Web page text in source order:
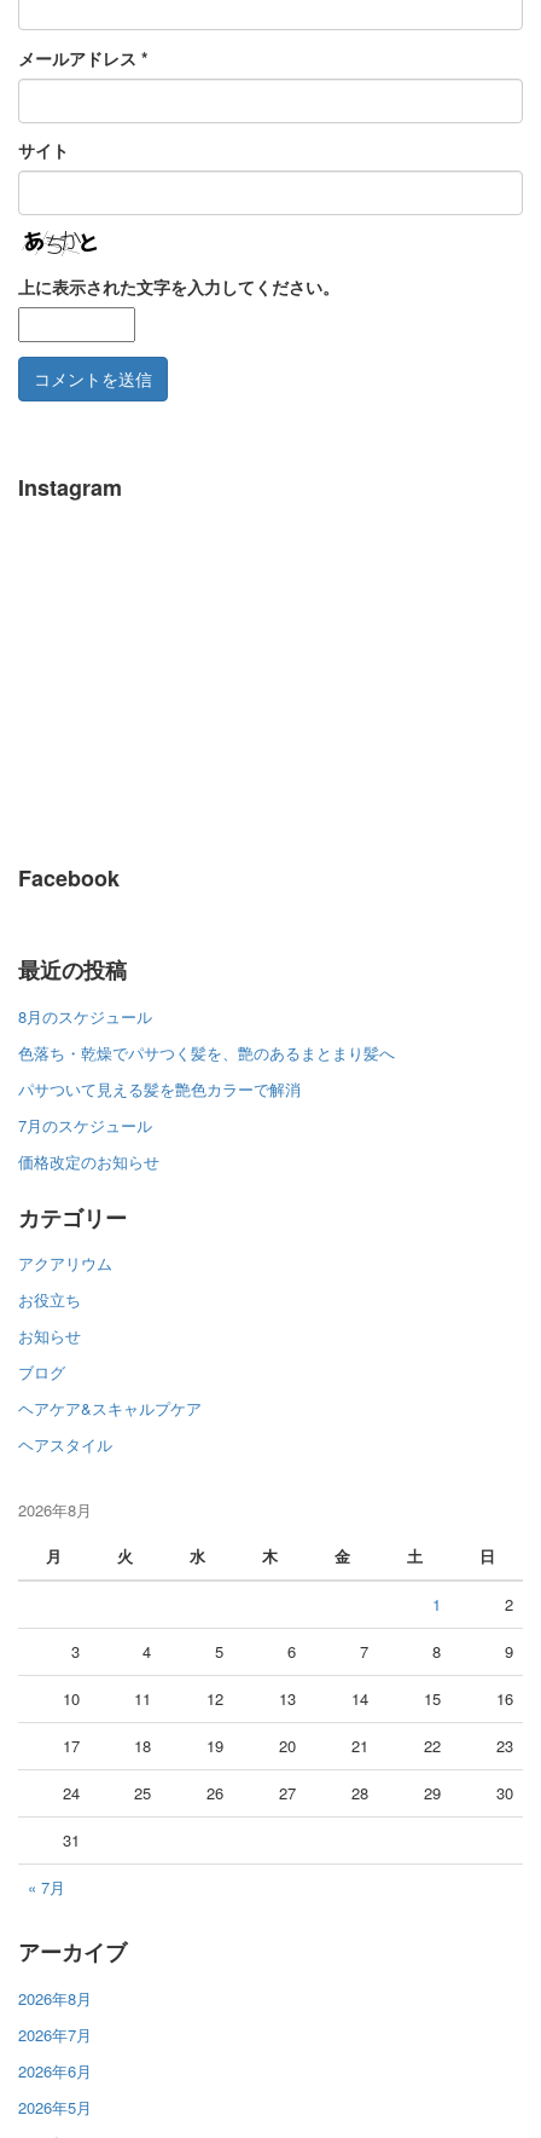
メールアドレス *
サイト
上に表示された文字を入力してください。
Instagram
Facebook
最近の投稿
8月のスケジュール
色落ち・乾燥でパサつく髪を、艶のあるまとまり髪へ
パサついて見える髪を艶色カラーで解消
7月のスケジュール
価格改定のお知らせ
カテゴリー
アクアリウム
お役立ち
お知らせ
ブログ
ヘアケア&スキャルプケア
ヘアスタイル
2026年8月
月
火 水 木 金 土 日
« 7月
1 2
3 4 5 6 7 8 9
10 11 12 13 14 15 16
17 18 19 20 21 22 23
24 25 26 27 28 29 30
31
アーカイブ
2026年8月
2026年7月
2026年6月
2026年5月